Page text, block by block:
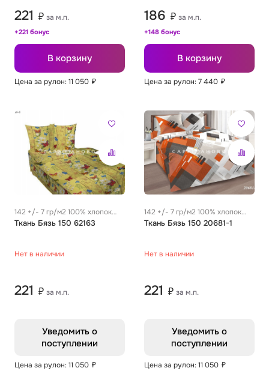
221 ₽ за м.п.
+221 бонус
В корзину
Цена за рулон: 11 050 ₽
186 ₽ за м.п.
+148 бонус
В корзину
Цена за рулон: 7 440 ₽
142 +/- 7 гр/м2 100% хлопок
0.29 м
Ткань Бязь 150 62163
Нет в наличии
221 ₽ за м.п.
Уведомить о
поступлении
Цена за рулон: 11 050 ₽
142 +/- 7 гр/м2 100% хлопок
0.29 м
Ткань Бязь 150 20681-1
Нет в наличии
221 ₽ за м.п.
Уведомить о
поступлении
Цена за рулон: 11 050 ₽